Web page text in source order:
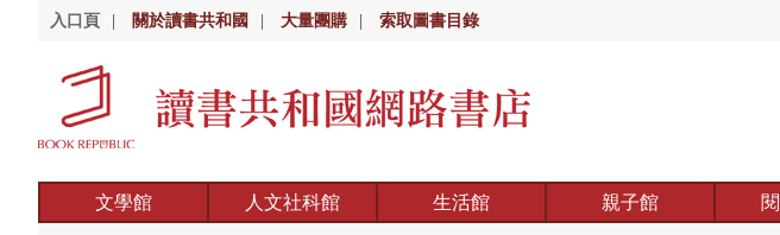
入口頁 關於讀書共和國 大量團購 索取圖書目錄
文學館 人文社科館 生活館 親子館